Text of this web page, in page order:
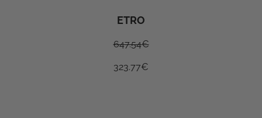
ETRO
647.54€
323.77€